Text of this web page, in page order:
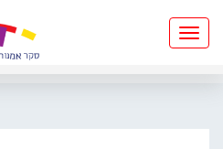
Toggle
navigation